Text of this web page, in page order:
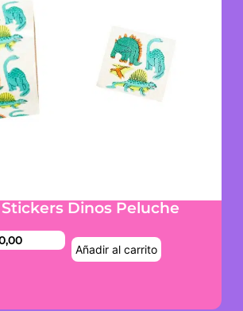
Dinos Peluche
Añadir al carrito